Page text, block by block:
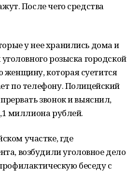
После чего средства
у нее хранились дома и
розыска городской
которая суетится
по телефону. Полицейский
звонок и выяснил,
миллиона рублей.
участке, где
возбудили уголовное дело
беседу с